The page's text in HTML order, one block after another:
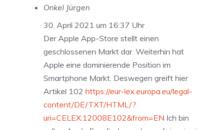
Onkel Jürgen
30. April 2021 um 16:37 Uhr
Der Apple App-Store stellt einen
geschlossenen Markt dar. Weiterhin hat
Apple eine dominierende Position im
Smartphone Markt. Deswegen greift hier
Artikel 102 https://eur-lex.europa.eu/legal-
content/DE/TXT/HTML/?
uri=CELEX:12008E102&from=EN Ich bin